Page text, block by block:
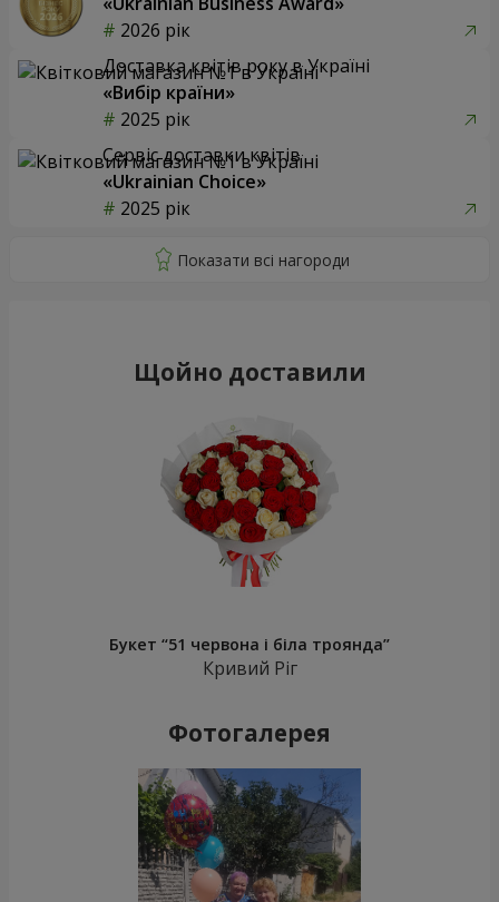
2026 рік
Доставка квітів року в Україні
«Вибір країни»
2025 рік
Сервіс доставки квітів
«Ukrainian Choice»
2025 рік
Щойно доставили
Букет “51 червона і біла троянда”
Кривий Ріг
Фотогалерея